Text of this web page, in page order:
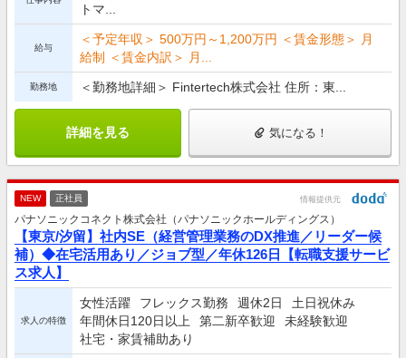
トマ...
給与
＜予定年収＞ 500万円～1,200万円 ＜賃金形態＞ 月
給制 ＜賃金内訳＞ 月...
勤務地 ＜勤務地詳細＞ Fintertech株式会社 住所：東...
詳細を見る 気になる！
NEW 正社員 情報提供元
パナソニックコネクト株式会社（パナソニックホールディングス）
【東京/汐留】社内SE（経営管理業務のDX推進／リーダー候
補）◆在宅活用あり／ジョブ型／年休126日【転職支援サービ
ス求人】
求人の特徴
女性活躍 フレックス勤務 週休2日
土日祝休み
年間休日120日以上
第二新卒歓迎
未経験歓迎
社宅・家賃補助あり